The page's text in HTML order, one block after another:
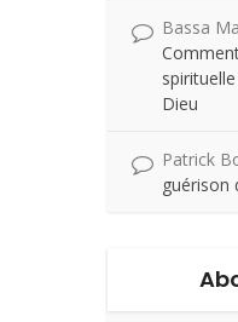
Bassa
Dieu
Patrick
guérison